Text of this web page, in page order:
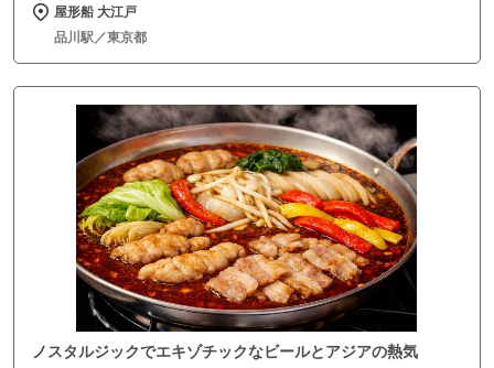
屋形船 大江戸
品川駅／東京都
ノスタルジックでエキゾチックなビールとアジアの熱気